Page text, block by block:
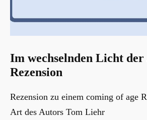
Im wechselnden Licht der
Rezension
Rezension zu einem coming of age
Art des Autors Tom Liehr